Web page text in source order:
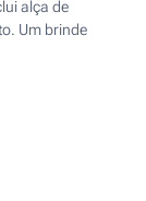
alça de
Um brinde